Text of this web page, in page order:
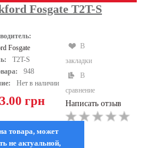
Fosgate T2T-S
Fosgate
T2T-S
948
Нет в наличии
грн
товара, может
не актуальной,
В
закладки
В
сравнение
Написать отзыв